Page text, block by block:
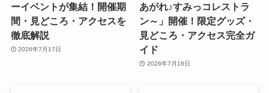
ーイベントが集結！開催期
間・見どころ・アクセスを
徹底解説
2026年7月17日
あがれ♪すみっコレストラ
ン～」開催！限定グッズ・
見どころ・アクセス完全ガ
イド
2026年7月16日